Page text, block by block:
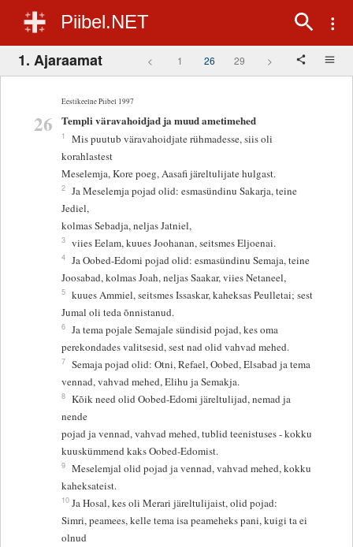
Piibel.NET
1. Ajaraamat < 1 26 29 >
Eestikeelne Piibel 1997
26 Templi väravahoidjad ja muud ametimehed
1
Mis puutub väravahoidjate rühmadesse, siis oli
korahlastest
Meselemja, Kore poeg, Aasafi järeltulijate hulgast.
2 Ja Meselemja pojad olid: esmasündinu Sakarja, teine
Jediel,
kolmas Sebadja, neljas Jatniel,
3 viies Eelam, kuues Joohanan, seitsmes Eljoenai.
4 Ja Oobed-Edomi pojad olid: esmasündinu Semaja, teine
Joosabad, kolmas Joah, neljas Saakar, viies Netaneel,
5 kuues Ammiel, seitsmes Issaskar, kaheksas Peulletai; sest
Jumal oli teda õnnistanud.
6 Ja tema pojale Semajale sündisid pojad, kes oma
perekondades valitsesid, sest nad olid vahvad mehed.
7 Semaja pojad olid: Otni, Refael, Oobed, Elsabad ja tema
vennad, vahvad mehed, Elihu ja Semakja.
8 Kõik need olid Oobed-Edomi järeltulijad, nemad ja
nende
pojad ja vennad, vahvad mehed, tublid teenistuses - kokku
kuuskümmend kaks Oobed-Edomist.
9 Meselemjal olid pojad ja vennad, vahvad mehed, kokku
kaheksateist.
10 Ja Hosal, kes oli Merari järeltulijaist, olid pojad:
Simri, peamees, kelle tema isa peameheks pani, kuigi ta ei
olnud